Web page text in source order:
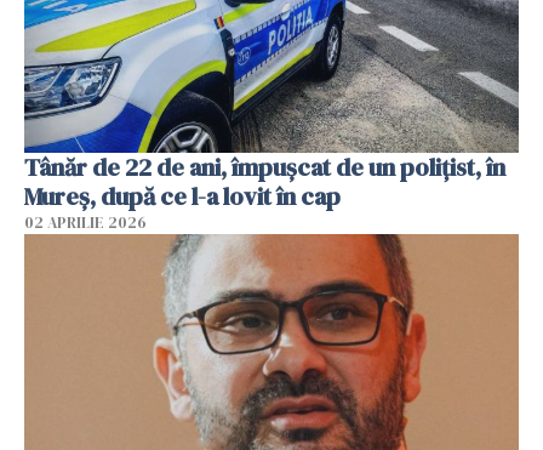
Tânăr de 22 de ani, împușcat de un polițist, în
Mureș, după ce l-a lovit în cap
02 APRILIE 2026